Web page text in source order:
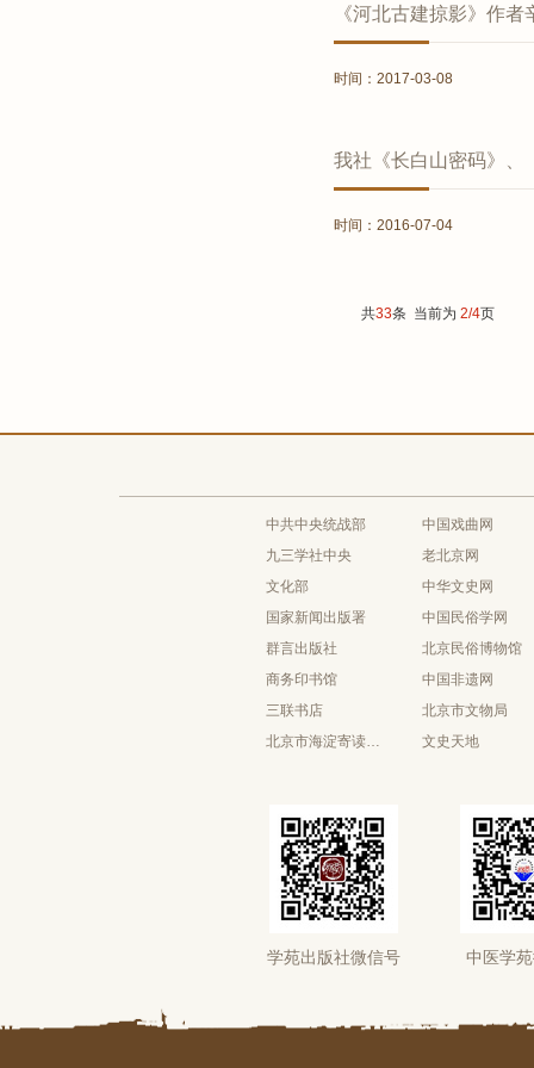
《河北古建掠影》作
时间：2017-03-08
我社《长白山密码》、
时间：2016-07-04
共33条 当前为2/4页
中共中央统战部
九三学社中央
文化部
国家新闻出版署
群言出版社
商务印书馆
三联书店
北京市海淀寄读学校
中国戏曲网
老北京网
中华文史网
中国民俗学网
北京民俗博物馆
中国非遗网
北京市文物局
文史天地
学苑出版社微信号 中医学